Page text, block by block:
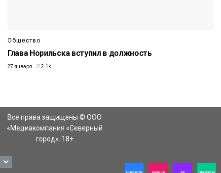
Общество
Глава Норильска вступил в должность
27 января 2.1k
Все права защищены © ООО
«Медиакомпания «Северный
город». 18+